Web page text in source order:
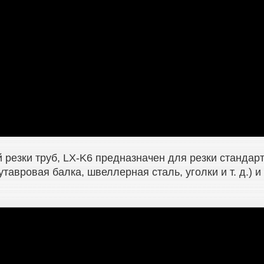
труб, LX-K6 предназначен для резки
балка, швеллерная сталь, уголки и т. д.)